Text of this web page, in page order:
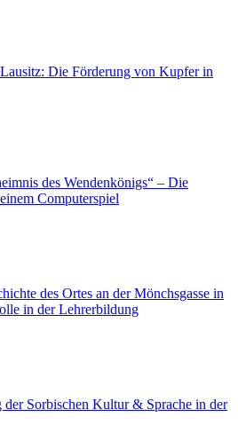
Die Förderung von Kupfer in
des Wendenkönigs“ – Die
Computerspiel
des Ortes an der Mönchsgasse in
in der Lehrerbildung
Sorbischen Kultur & Sprache in der